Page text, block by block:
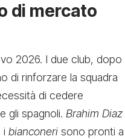
di mercato
2026. I due club, dopo
di rinforzare la squadra
di cedere
gli spagnoli. Brahim Diaz
i bianconeri sono pronti a